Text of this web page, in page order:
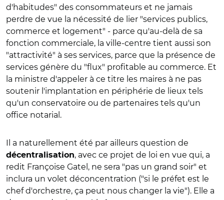
d'habitudes" des consommateurs et ne jamais
perdre de vue la nécessité de lier "services publics,
commerce et logement" - parce qu'au-delà de sa
fonction commerciale, la ville-centre tient aussi son
"attractivité" à ses services, parce que la présence de
services génère du "flux" profitable au commerce. Et
la ministre d'appeler à ce titre les maires à ne pas
soutenir l'implantation en périphérie de lieux tels
qu'un conservatoire ou de partenaires tels qu'un
office notarial.
Il a naturellement été par ailleurs question de
décentralisation, avec ce projet de loi en vue qui, a
redit Françoise Gatel, ne sera "pas un grand soir" et
inclura un volet déconcentration ("si le préfet est le
chef d'orchestre, ça peut nous changer la vie"). Elle a